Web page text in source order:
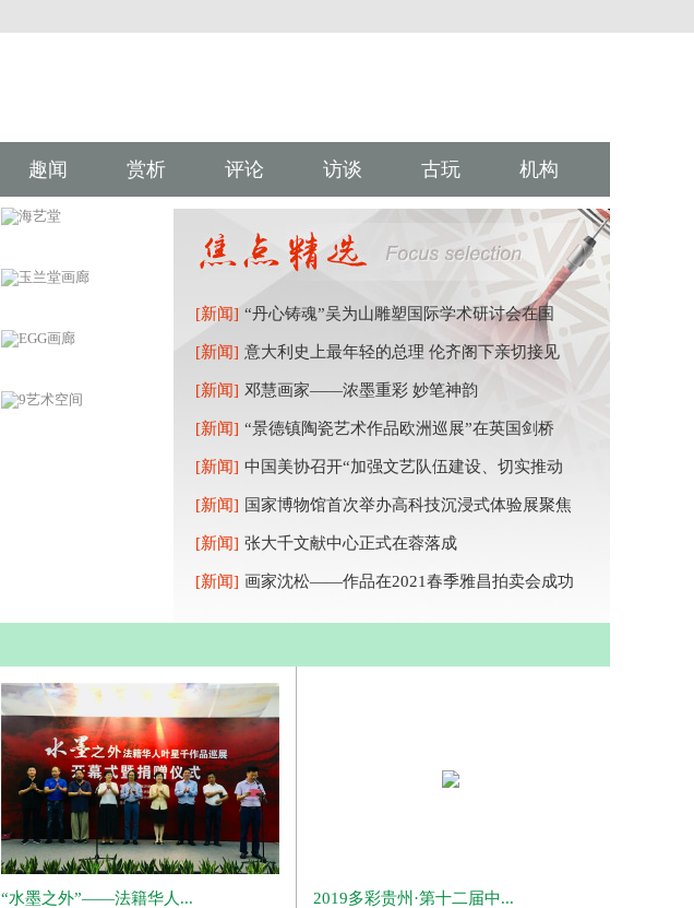
趣闻 赏析 评论 访谈 古玩 机构
[新闻] “丹心铸魂”吴为山雕塑国际学术研讨会在国
[新闻] 意大利史上最年轻的总理 伦齐阁下亲切接见
[新闻] 邓慧画家——浓墨重彩 妙笔神韵
[新闻] “景德镇陶瓷艺术作品欧洲巡展”在英国剑桥
[新闻] 中国美协召开“加强文艺队伍建设、切实推动
[新闻] 国家博物馆首次举办高科技沉浸式体验展聚焦
[新闻] 张大千文献中心正式在蓉落成
[新闻] 画家沈松——作品在2021春季雅昌拍卖会成功
“水墨之外”——法籍华人... 2019多彩贵州·第十二届中...